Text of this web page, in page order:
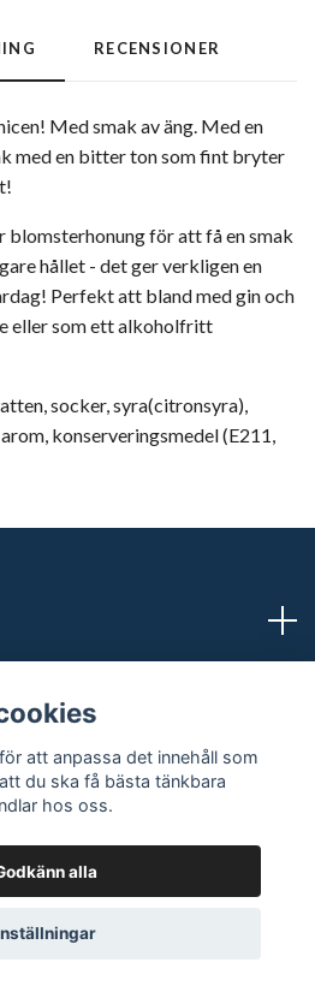
RECENSIONER
Med smak av äng. Med en
med en bitter ton som fint bryter
blomsterhonung för att få en smak
hållet - det ger verkligen en
Perfekt att bland med gin och
eller som ett alkoholfritt
socker, syra(citronsyra),
konserveringsmedel (E211,
Powered by Quickbutik
att anpassa det innehåll som
du ska få bästa tänkbara
hos oss.
alla